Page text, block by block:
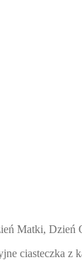
Matki, Dzień
ciasteczka z